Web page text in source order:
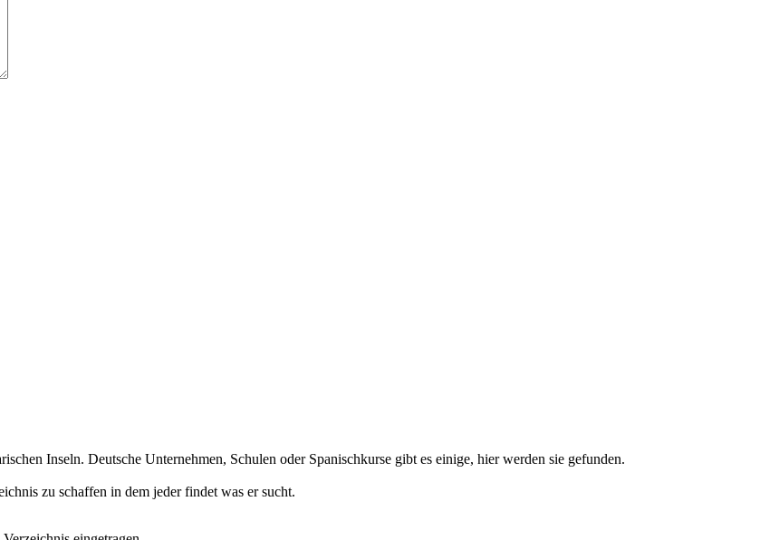
Inseln. Deutsche Unternehmen, Schulen oder Spanischkurse gibt es einige, hier werden sie gefunden.
zu schaffen in dem jeder findet was er sucht.